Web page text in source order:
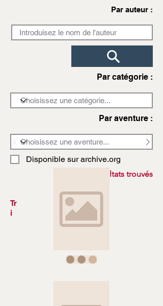
Par auteur :
Par catégorie :
Par aventure :
Disponible sur archive.org
3972 résultats trouvés
Tr
i